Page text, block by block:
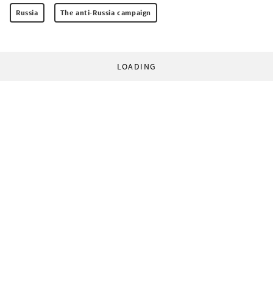
Russia The anti-Russia campaign
LOADING